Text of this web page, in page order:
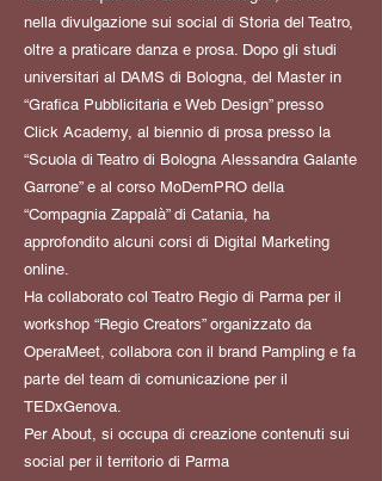
nella divulgazione sui social di Storia del Teatro,
oltre a praticare danza e prosa. Dopo gli studi
universitari al DAMS di Bologna, del Master in
“Grafica Pubblicitaria e Web Design” presso
Click Academy, al biennio di prosa presso la
“Scuola di Teatro di Bologna Alessandra Galante
Garrone” e al corso MoDemPRO della
“Compagnia Zappalà” di Catania, ha
approfondito alcuni corsi di Digital Marketing
online.
Ha collaborato col Teatro Regio di Parma per il
workshop “Regio Creators” organizzato da
OperaMeet, collabora con il brand Pampling e fa
parte del team di comunicazione per il
TEDxGenova.
Per About, si occupa di creazione contenuti sui
social per il territorio di Parma